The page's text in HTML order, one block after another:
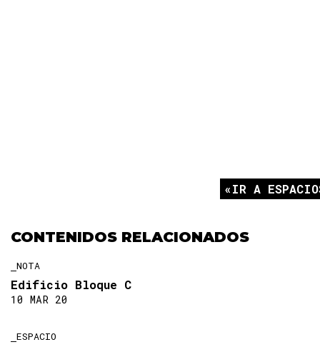
IR A
CONTENIDOS RELACIONADOS
NOTA
Edificio Bloque C
10 MAR 20
ESPACIO